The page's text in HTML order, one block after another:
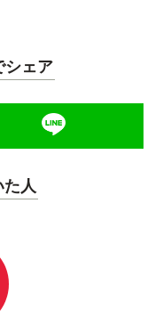
シェア
た人